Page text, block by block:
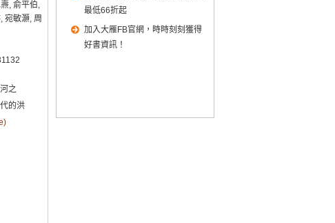
, 俞平伯,
宛敏灝, 周
之
的洪
最低66折起
加入大雁FB官網，時時刻刻獲得
好書資訊！